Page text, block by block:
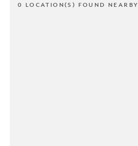
0 LOCATION(S) FOUND NEARBY